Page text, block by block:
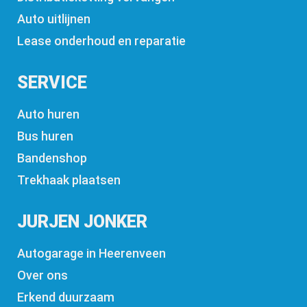
Auto uitlijnen
Lease onderhoud en reparatie
SERVICE
Auto huren
Bus huren
Bandenshop
Trekhaak plaatsen
JURJEN JONKER
Autogarage in Heerenveen
Over ons
Erkend duurzaam